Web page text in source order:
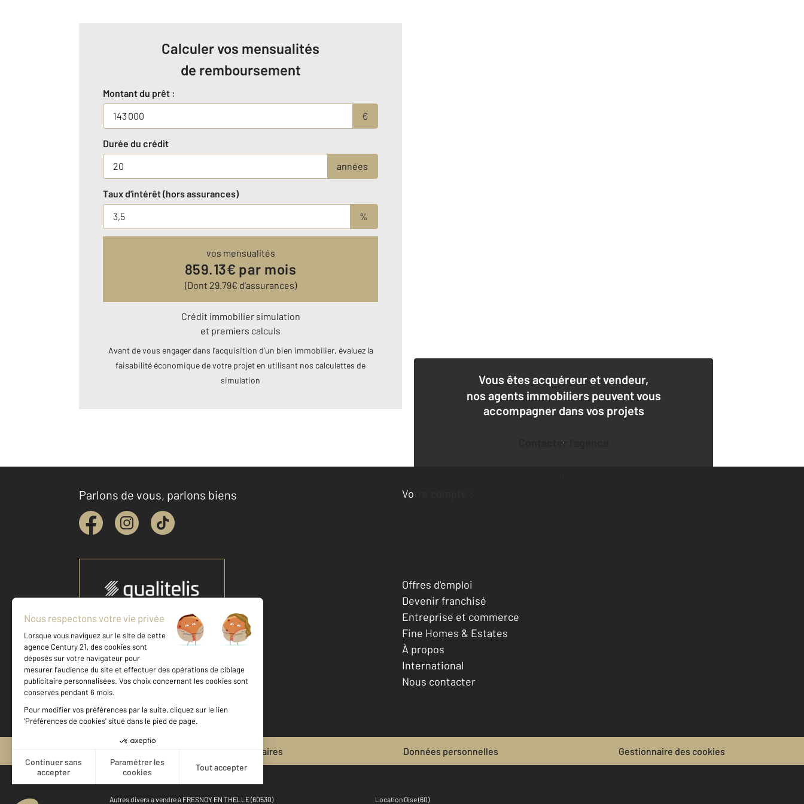
Calculer vos mensualités
de remboursement
Montant du prêt :
€
Durée du crédit
années
Taux d'intérêt (hors assurances)
%
vos mensualités
859.13€ par mois
(Dont 29.79€ d’assurances)
Crédit immobilier simulation
et premiers calculs
Avant de vous engager dans l’acquisition d’un bien immobilier, évaluez la
faisabilité économique de votre projet en utilisant nos calculettes de
simulation
Vous êtes acquéreur et vendeur,
nos agents immobiliers peuvent vous
accompagner dans vos projets
Contacter l'agence
Demander une estimation
Parlons de vous, parlons biens
Votre compte :
Accéder à mon compte
Votre agence est notée
Achat
Vente
9,0/10
Offres d'emploi
Devenir franchisé
Entreprise et commerce
Fine Homes & Estates
À propos
International
Nous contacter
Mentions légales & CGU et Barèmes d'honoraires Données personnelles Gestionnaire des cookies
Autres divers a vendre à FRESNOY EN THELLE (60530) Location Oise (60)